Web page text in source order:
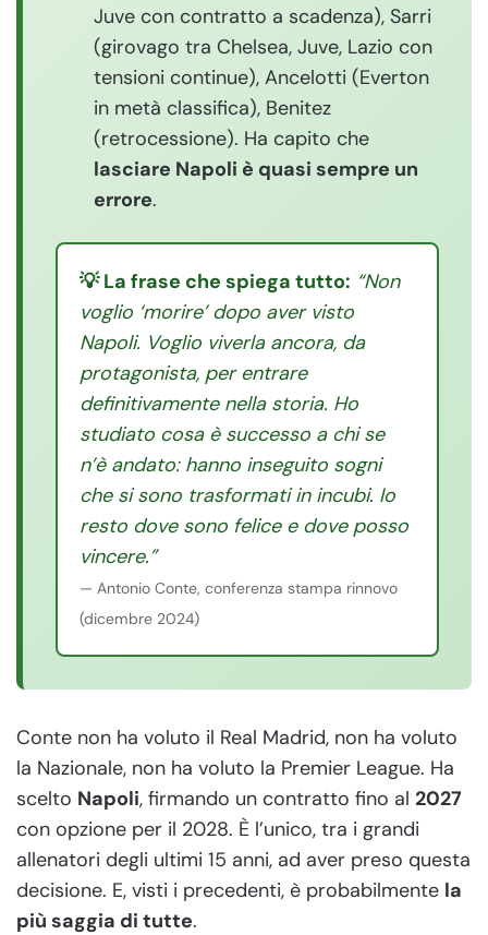
Juve con contratto a scadenza), Sarri
(girovago tra Chelsea, Juve, Lazio con
tensioni continue), Ancelotti (Everton
in metà classifica), Benitez
(retrocessione). Ha capito che
lasciare Napoli è quasi sempre un
errore.
💡 La frase che spiega tutto: “Non
voglio ‘morire’ dopo aver visto
Napoli. Voglio viverla ancora, da
protagonista, per entrare
definitivamente nella storia. Ho
studiato cosa è successo a chi se
n’è andato: hanno inseguito sogni
che si sono trasformati in incubi. Io
resto dove sono felice e dove posso
vincere.”
— Antonio Conte, conferenza stampa rinnovo
(dicembre 2024)
Conte non ha voluto il Real Madrid, non ha voluto
la Nazionale, non ha voluto la Premier League. Ha
scelto Napoli, firmando un contratto fino al 2027
con opzione per il 2028. È l’unico, tra i grandi
allenatori degli ultimi 15 anni, ad aver preso questa
decisione. E, visti i precedenti, è probabilmente la
più saggia di tutte.